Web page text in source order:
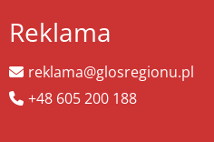
Reklama
reklama@glosregionu.pl
+48 605 200 188